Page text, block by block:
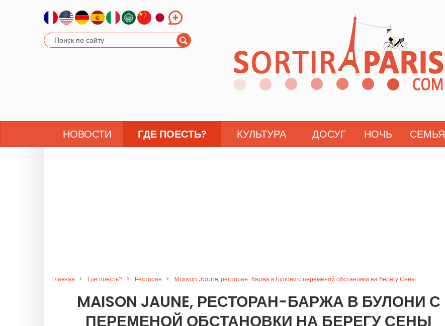
НОВОСТИ ГДЕ ПОЕСТЬ? КУЛЬТУРА ДОСУГ НОЧЬ СЕМЬЯ
Главная Где поесть? Ресторан Maison Jaune, ресторан-баржа в Булони с переменой обстановки на берегу Сены
MAISON JAUNE, РЕСТОРАН-БАРЖА В БУЛОНИ С
ПЕРЕМЕНОЙ ОБСТАНОВКИ НА БЕРЕГУ СЕНЫ